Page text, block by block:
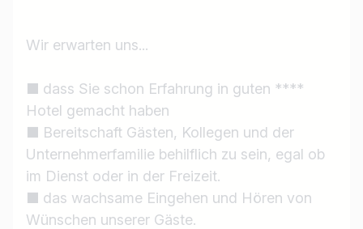
Wir erwarten uns...
■ dass Sie schon Erfahrung in guten ****
Hotel gemacht haben
■ Bereitschaft Gästen, Kollegen und der
Unternehmerfamilie behilflich zu sein, egal ob
im Dienst oder in der Freizeit.
■ das wachsame Eingehen und Hören von
Wünschen unserer Gäste.